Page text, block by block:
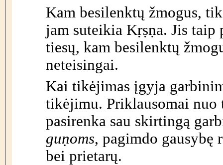
Kam besilenktų žmogus,
jam suteikia Kṛṣṇa. Jis
tiesų, kam besilenktų
neteisingai.
Kai tikėjimas įgyja
tikėjimu. Priklausomai
pasirenka sau skirtingą
guṇoms, pagimdo
bei prietarų.